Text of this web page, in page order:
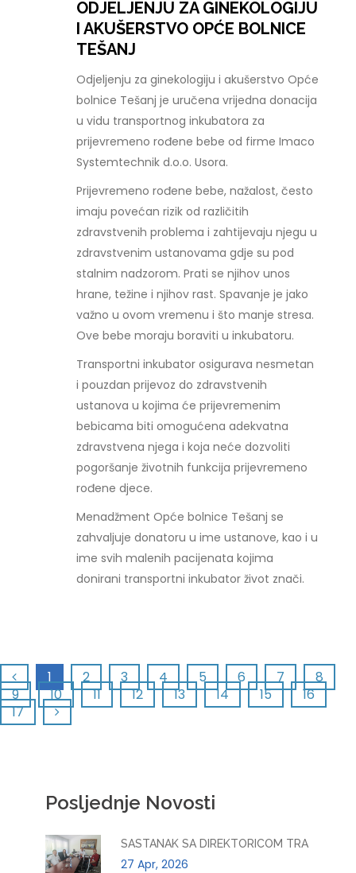
ODJELJENJU ZA GINEKOLOGIJU
I AKUŠERSTVO OPĆE BOLNICE
TEŠANJ
Odjeljenju za ginekologiju i akušerstvo Opće
bolnice Tešanj je uručena vrijedna donacija
u vidu transportnog inkubatora za
prijevremeno rođene bebe od firme Imaco
Systemtechnik d.o.o. Usora.
Prijevremeno rođene bebe, nažalost, često
imaju povećan rizik od različitih
zdravstvenih problema i zahtijevaju njegu u
zdravstvenim ustanovama gdje su pod
stalnim nadzorom. Prati se njihov unos
hrane, težine i njihov rast. Spavanje je jako
važno u ovom vremenu i što manje stresa.
Ove bebe moraju boraviti u inkubatoru.
Transportni inkubator osigurava nesmetan
i pouzdan prijevoz do zdravstvenih
ustanova u kojima će prijevremenim
bebicama biti omogućena adekvatna
zdravstvena njega i koja neće dozvoliti
pogoršanje životnih funkcija prijevremeno
rođene djece.
Menadžment Opće bolnice Tešanj se
zahvaljuje donatoru u ime ustanove, kao i u
ime svih malenih pacijenata kojima
donirani transportni inkubator život znači.
1 2 3 4 5 6 7
8
9
10 11 12 13 14 15
16
17
Posljednje Novosti
SASTANAK SA DIREKTORICOM TRA
27 Apr, 2026